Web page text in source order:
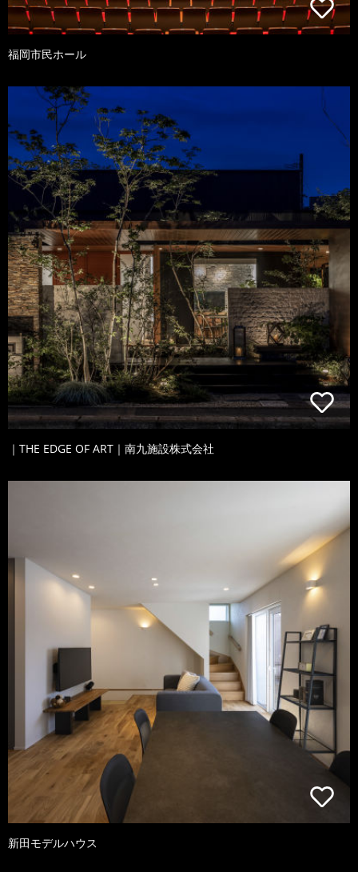
福岡市民ホール
｜THE EDGE OF ART｜南九施設株式会社
新田モデルハウス